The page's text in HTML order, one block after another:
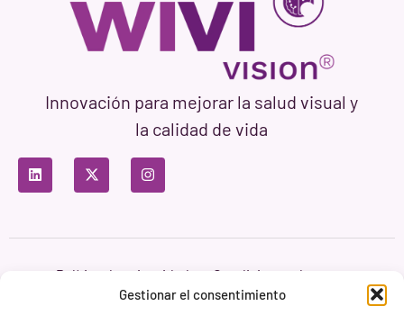
Gestionar el consentimiento
Innovación para mejorar la salud visual y
la calidad de vida
Política de privacidad
Condiciones de uso
Política de cookies